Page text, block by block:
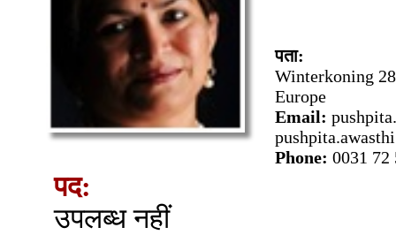
पता:
Winterkoning
Europe
Email:
Phone: 0031 72
पद:
उपलब्ध नहीं